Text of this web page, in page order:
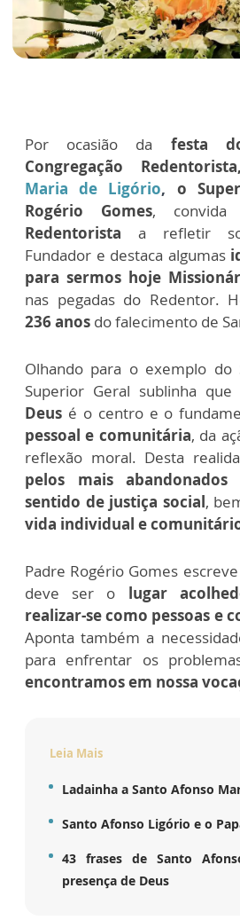
Por ocasião da festa
Congregação Redentorista,
Maria de Ligório, o
Rogério Gomes,
Redentorista a refletir
Fundador e destaca algumas
para sermos hoje
nas pegadas do Redentor.
236 anos do falecimento de
Olhando para o exemplo do
Superior Geral sublinha que
Deus é o centro e o
pessoal e comunitária, da
reflexão moral. Desta
pelos mais
sentido de justiça social,
vida individual e
Padre Rogério Gomes
deve ser o lugar
realizar-se como pessoas e
Aponta também a
para enfrentar os
encontramos em nossa
Leia Mais
Ladainha a Santo Afonso
Santo Afonso Ligório e o
43 frases de Santo
presença de Deus